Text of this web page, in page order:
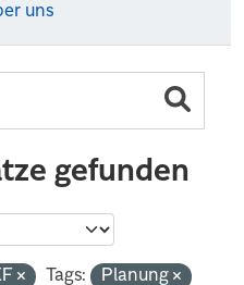
uns
gefunden
Tags: Planung